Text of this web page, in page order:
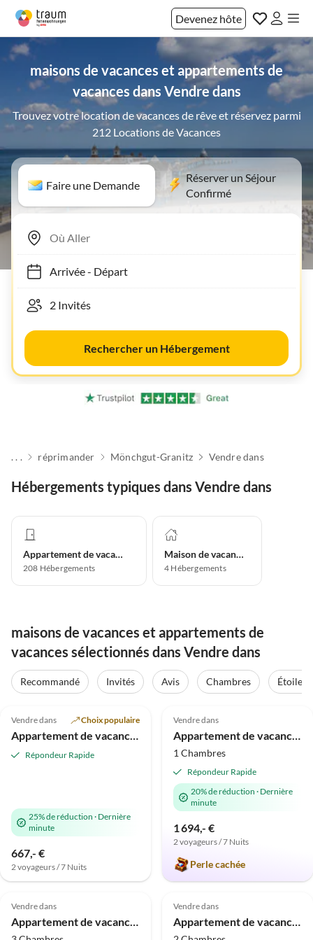
Devenez hôte
maisons de vacances et appartements de
vacances dans Vendre dans
Trouvez votre location de vacances de rêve et réservez parmi
212 Locations de Vacances
Faire une Demande
Réserver un Séjour
Confirmé
Arrivée- Départ
Rechercher un Hébergement
. . . réprimander Mönchgut-Granitz Vendre dans
Hébergements typiques dans Vendre dans
Appartement de vacances
208 Hébergements
Maison de vacances
4 Hébergements
maisons de vacances et appartements de
vacances sélectionnés dans Vendre dans
Recommandé Invités Avis Chambres Étoiles
Meilleure
Annonce
Vendre dans Choix populaire
Appartement de vacances Jetée de mer
Répondeur Rapide
25% de réduction · Dernière
minute
667,- €
2 voyageurs / 7 Nuits
Meilleure
Annonce
Vendre dans
Appartement de vacances Brise d'été Nuage
1 Chambres
Répondeur Rapide
20% de réduction · Dernière
minute
1 694,- €
2 voyageurs / 7 Nuits
Perle cachée
Annonce
5.0 (13)
Vendre dans
Appartement de vacances Nuage de Soleil à la Villa Claire
Annonce
5.0 (9)
Vendre dans
Appartement de vacances Vue sur l'eau depuis la Villa Philine